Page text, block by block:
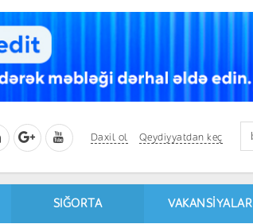
Daxil ol Qeydiyyatdan keç
SIĞORTA VAKANSIYALAR